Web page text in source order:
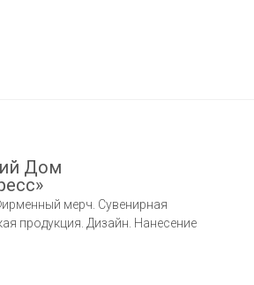
Дом
мерч. Сувенирная
продукция. Дизайн. Нанесение